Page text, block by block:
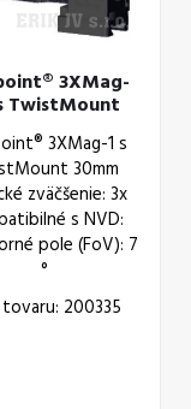
3XMag-
TwistMount
30mm
3XMag-1 s
30mm
zväčšenie: 3x
s NVD:
pole (FoV): 7
°
200335